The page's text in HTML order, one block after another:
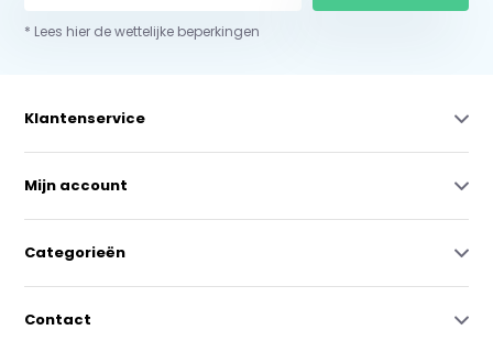
* Lees hier de wettelijke beperkingen
Klantenservice
Mijn account
Categorieën
Contact